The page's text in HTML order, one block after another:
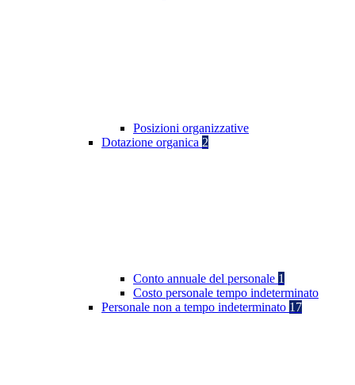
Posizioni organizzative
Dotazione organica 2
Conto annuale del personale 1
Costo personale tempo indeterminato
Personale non a tempo indeterminato 17